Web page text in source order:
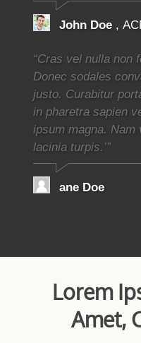
John Doe ,
“Cras vel nulla non felis eleifend
Donec sodales
justo. Curabitur porta justo ac odio sagittis,
in pharetra sapien
ipsum magna. Nam vel aliquam odio, lacinia
lacinia turpis.’”
ane Doe
Lorem